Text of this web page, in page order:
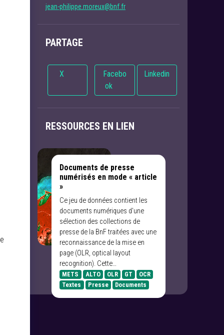
jean-philippe.moreux@bnf.fr
PARTAGE
X
Facebo
ok
Linkedin
RESSOURCES EN LIEN
Documents de presse
numérisés en mode « article
»
Ce jeu de données contient les
documents numériques d'une
sélection des collections de
presse de la BnF traitées avec une
reconnaissance de la mise en
page (OLR, optical layout
recognition). Cette…
METS ALTO OLR GT
OCR
Textes
Presse Documents